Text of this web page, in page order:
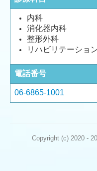
内科
消化器内科
整形外科
リハビリテーショ
電話番号
06-6865-1001
Copyright (c) 2020 -